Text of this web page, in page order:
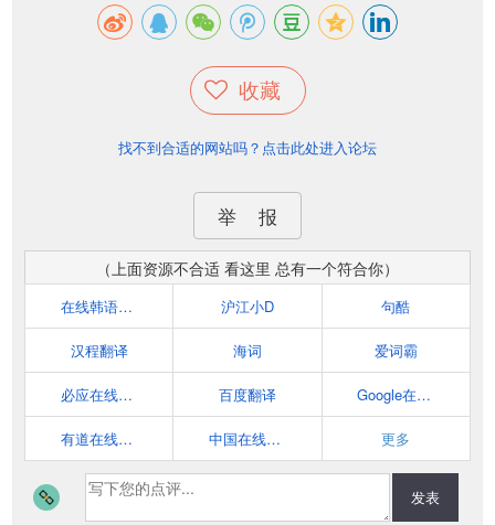
收藏
找不到合适的网站吗？点击此处进入论坛
举 报
（上面资源不合适 看这里 总有一个符合你）
在线韩语翻译 沪江小D 句酷
汉程翻译 海词 爱词霸
必应在线翻译 百度翻译 Google在线翻译
有道在线翻译 中国在线翻译网 更多
发表